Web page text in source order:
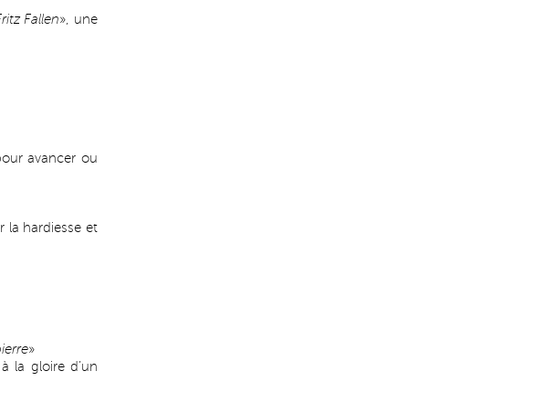
Fallen», une
avancer ou
la hardiesse et
»
la gloire d’un